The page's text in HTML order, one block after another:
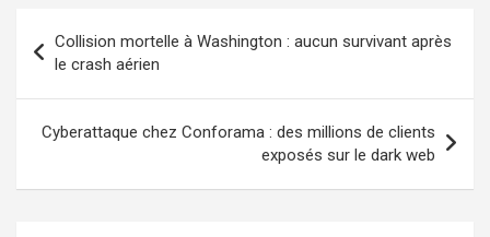
de
l’article
Collision mortelle à Washington : aucun survivant après
le crash aérien
Cyberattaque chez Conforama : des millions de clients
exposés sur le dark web